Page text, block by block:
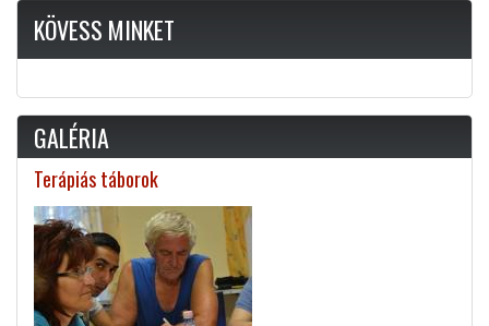
KÖVESS MINKET
GALÉRIA
Terápiás táborok